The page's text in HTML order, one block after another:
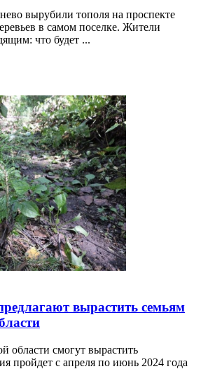
вырубили тополя на проспекте
в самом поселке. Жители
что будет ...
вырастить семьям
области смогут вырастить
пройдет с апреля по июнь 2024 года